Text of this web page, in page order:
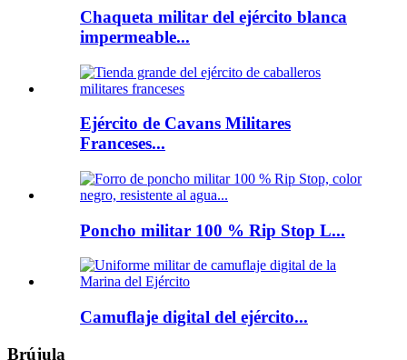
Chaqueta militar del ejército blanca
impermeable...
Ejército de Cavans Militares
Franceses...
Poncho militar 100 % Rip Stop L...
Camuflaje digital del ejército...
Brújula